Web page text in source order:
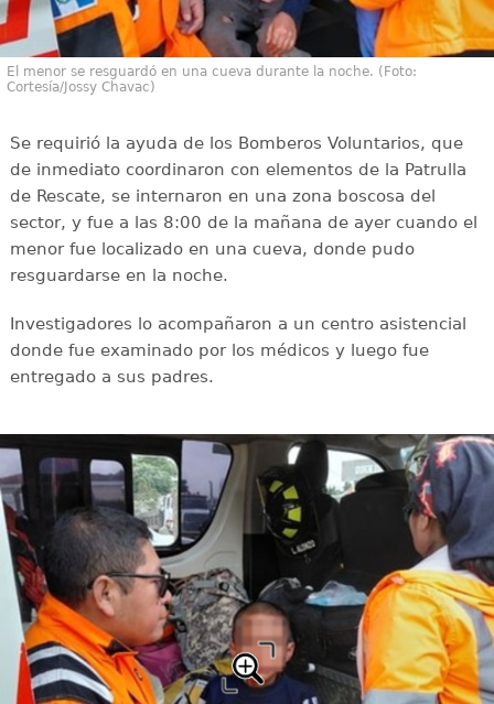
El menor se resguardó en una cueva durante la noche. (Foto:
Cortesía/Jossy Chavac)
Se requirió la ayuda de los Bomberos Voluntarios, que
de inmediato coordinaron con elementos de la Patrulla
de Rescate, se internaron en una zona boscosa del
sector, y fue a las 8:00 de la mañana de ayer cuando el
menor fue localizado en una cueva, donde pudo
resguardarse en la noche.
Investigadores lo acompañaron a un centro asistencial
donde fue examinado por los médicos y luego fue
entregado a sus padres.